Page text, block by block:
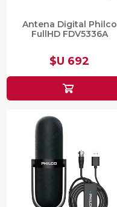
Antena Digital Philco
FullHD FDV5336A
$U 692